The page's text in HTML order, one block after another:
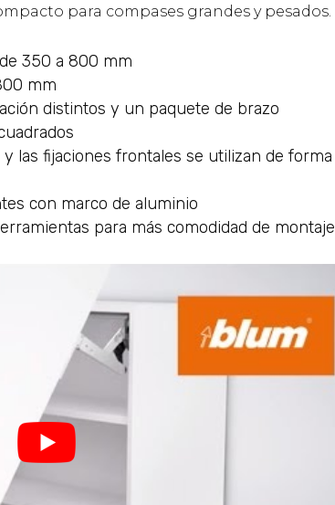
para compases grandes y pesados.
350 a 800 mm
mm
distintos y un paquete de brazo
las fijaciones frontales se utilizan de forma
con marco de aluminio
para más comodidad de montaje